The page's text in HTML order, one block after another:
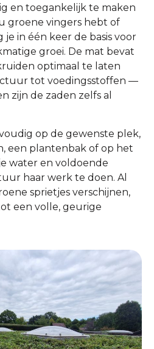
en toegankelijk te maken
groene vingers hebt of
in één keer de basis voor
groei. De mat bevat
optimaal te laten
tot voedingsstoffen —
zijn de zaden zelfs al
op de gewenste plek,
een plantenbak of op het
water en voldoende
haar werk te doen. Al
sprietjes verschijnen,
een volle, geurige